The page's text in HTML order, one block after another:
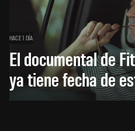
HACE 1 DÍA
El documental de
ya tiene fecha de